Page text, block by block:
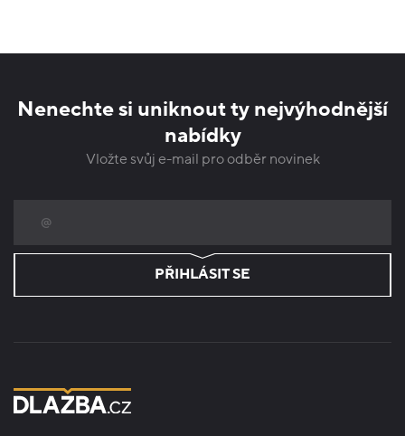
Nenechte si uniknout ty nejvýhodnější
nabídky
Vložte svůj e-mail pro odběr novinek
PŘIHLÁSIT SE